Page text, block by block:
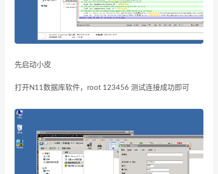
先启动小皮
打开N11数据库软件，root 123456 测试连接成功即可